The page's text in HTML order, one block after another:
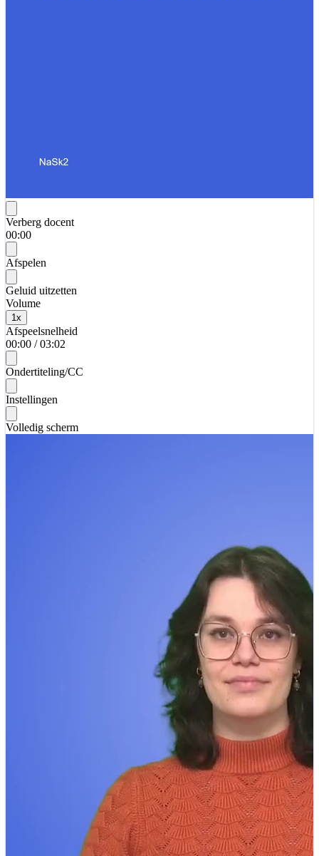
Verberg docent
00:00
Afspelen
Geluid uitzetten
Volume
1x
Afspeelsnelheid
00:00 / 03:02
Ondertiteling/CC
Instellingen
Volledig scherm